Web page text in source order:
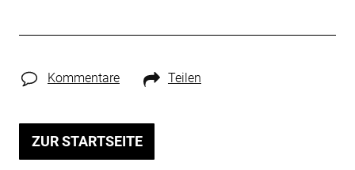
Kommentare Teilen
ZUR STARTSEITE